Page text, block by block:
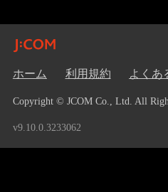
ホーム 利用規約 よくあ
Copyright © JCOM Co., Ltd. All
v9.10.0.3233062